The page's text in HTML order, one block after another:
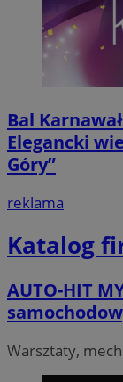
Bal
Elegancki
Góry”
reklama
Katalog
AUTO-HIT
Warsztaty,